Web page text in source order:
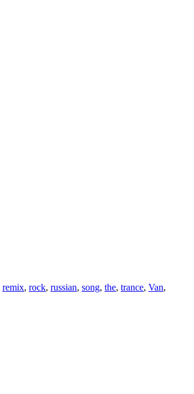
remix, rock, russian, song, the, trance, Van,